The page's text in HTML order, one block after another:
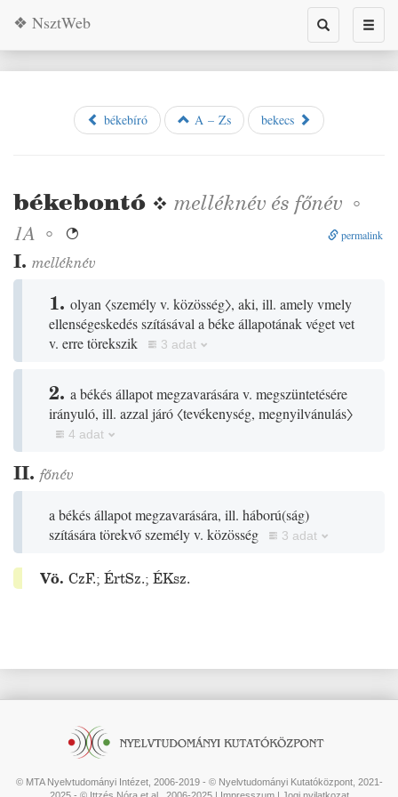
Toggle
search
❖ NsztWeb
békebíró A – Zs bekecs
békebontó ❖ melléknév és főnév ◦
1A ◦  permalink
I. melléknév
1. olyan 〈személy v. közösség〉, aki, ill. amely vmely
ellenségeskedés szításával a béke állapotának véget vet
v. erre törekszik
3 adat
2. a békés állapot megzavarására v. megszüntetésére
irányuló, ill. azzal járó〈tevékenység, megnyilvánulás〉
4 adat
II. főnév
a békés állapot megzavarására, ill. háború(ság)
szítására törekvő személy v. közösség
3 adat
Vö. CzF.; ÉrtSz.; ÉKsz.
© MTA Nyelvtudományi Intézet, 2006-2019 - © Nyelvtudományi Kutatóközpont, 2021-